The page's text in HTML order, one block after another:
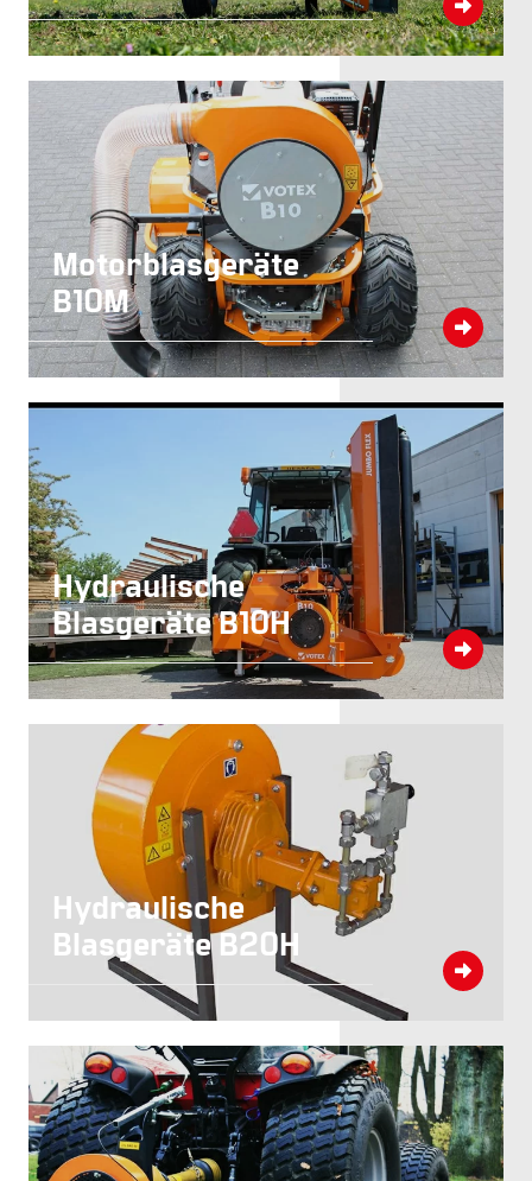
Motorblasgeräte
B10M
Hydraulische
Blasgeräte B10H
Hydraulische
Blasgeräte B20H